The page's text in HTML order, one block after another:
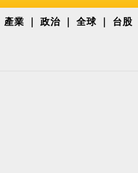
產業 政治 全球 台股